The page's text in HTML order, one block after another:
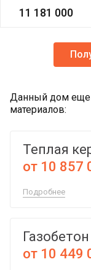
11 181 000
Данный дом еще
материалов:
Теплая
от 10 857
Подробнее
Газобетон
от 10 449